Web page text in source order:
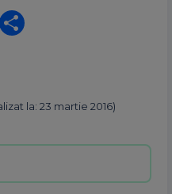
Email
la: 23 martie 2016)